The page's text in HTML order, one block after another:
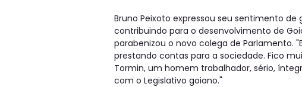
Bruno Peixoto expressou seu sentimento
contribuindo para o desenvolvimento de
parabenizou o novo colega de Parlamento.
prestando contas para a sociedade. Fico
Tormin, um homem trabalhador, sério,
com o Legislativo goiano."